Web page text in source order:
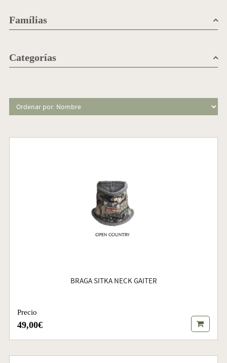
Famílias
Categorías
BRAGA SITKA NECK GAITER
Precio
49,00€